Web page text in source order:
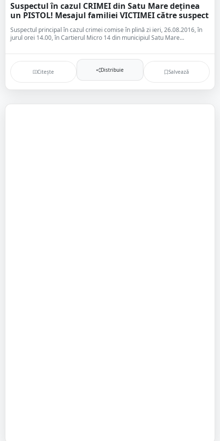
Suspectul în cazul CRIMEI din Satu Mare deținea
un PISTOL! Mesajul familiei VICTIMEI către suspect
Suspectul principal în cazul crimei comise în plină zi ieri, 26.08.2016, în
jurul orei 14.00, în Cartierul Micro 14 din municipiul Satu Mare...
Citește Distribuie Salvează